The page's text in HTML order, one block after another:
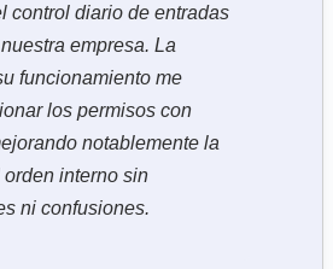
control diario de entradas
empresa. La
funcionamiento me
los permisos con
notablemente la
interno sin
ni confusiones.